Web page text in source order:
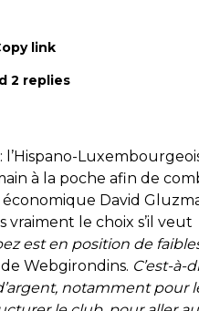
link
2 replies
l’Hispano-
à la poche afin de
David
vraiment le choix s’il veut
est en position de
Webgirondins. C’est-à-
notamment pour